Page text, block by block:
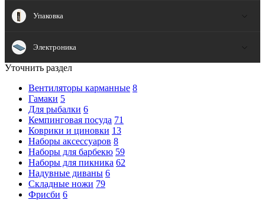
Упаковка
Электроника
Уточнить раздел
Вентиляторы карманные 8
Гамаки 5
Для рыбалки 6
Кемпинговая посуда 71
Коврики и циновки 13
Наборы аксессуаров 8
Наборы для барбекю 59
Наборы для пикника 62
Надувные диваны 6
Складные ножи 79
Фрисби 6